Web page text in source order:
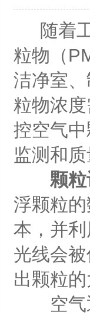
随着工
粒物（
洁净室
粒物浓
控空气
监测和
颗
浮颗粒
本，并
光线会
出颗粒
空气通